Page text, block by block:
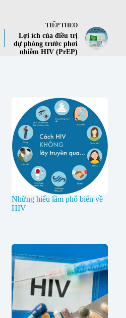
TIẾP THEO
Lợi ích của điều trị
dự phòng trước phơi
nhiễm HIV (PrEP)
Những hiểu lầm phổ biến về
HIV